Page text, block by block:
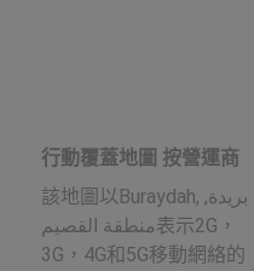
行動覆蓋地圖 按營運商
該地圖以Buraydah, بريدة,
منطقة القصيم表示2G，
3G，4G和5G移動網絡的